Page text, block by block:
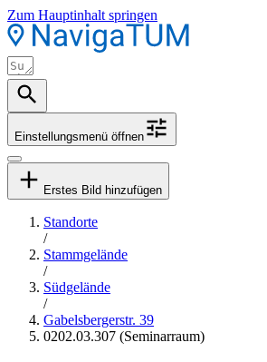
Zum Hauptinhalt springen
Einstellungsmenü öffnen
Erstes Bild hinzufügen
Standorte
/
Stammgelände
/
Südgelände
/
Gabelsbergerstr. 39
0202.03.307 (Seminarraum)